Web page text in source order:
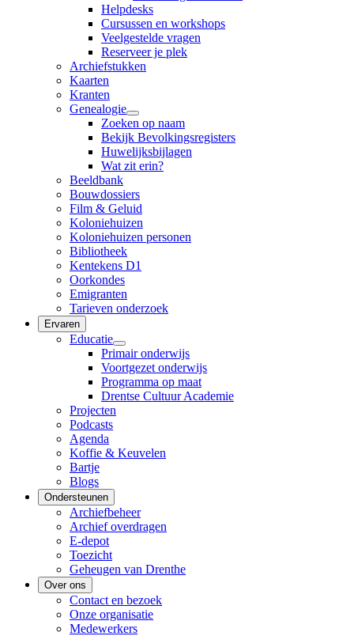
Helpdesks
Cursussen en workshops
Veelgestelde vragen
Reserveer je plek
Archiefstukken
Kaarten
Kranten
Genealogie
Zoeken op naam
Bekijk Bevolkingsregisters
Huwelijksbijlagen
Wat zit erin?
Beeldbank
Bouwdossiers
Film & Geluid
Koloniehuizen
Koloniehuizen personen
Bibliotheek
Kentekens D1
Oorkondes
Emigranten
Tarieven onderzoek
Ervaren
Educatie
Primair onderwijs
Voortgezet onderwijs
Programma op maat
Drentse Cultuur Academie
Projecten
Podcasts
Agenda
Koffie & Keuvelen
Bartje
Blogs
Ondersteunen
Archiefbeheer
Archief overdragen
E-depot
Toezicht
Geheugen van Drenthe
Over ons
Contact en bezoek
Onze organisatie
Medewerkers